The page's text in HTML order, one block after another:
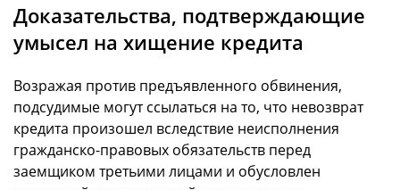
Доказательства, подтверждающие
умысел на хищение кредита
Возражая против предъявленного обвинения,
подсудимые могут ссылаться на то, что невозврат
кредита произошел вследствие неисполнения
гражданско-правовых обязательств перед
заемщиком третьими лицами и обусловлен